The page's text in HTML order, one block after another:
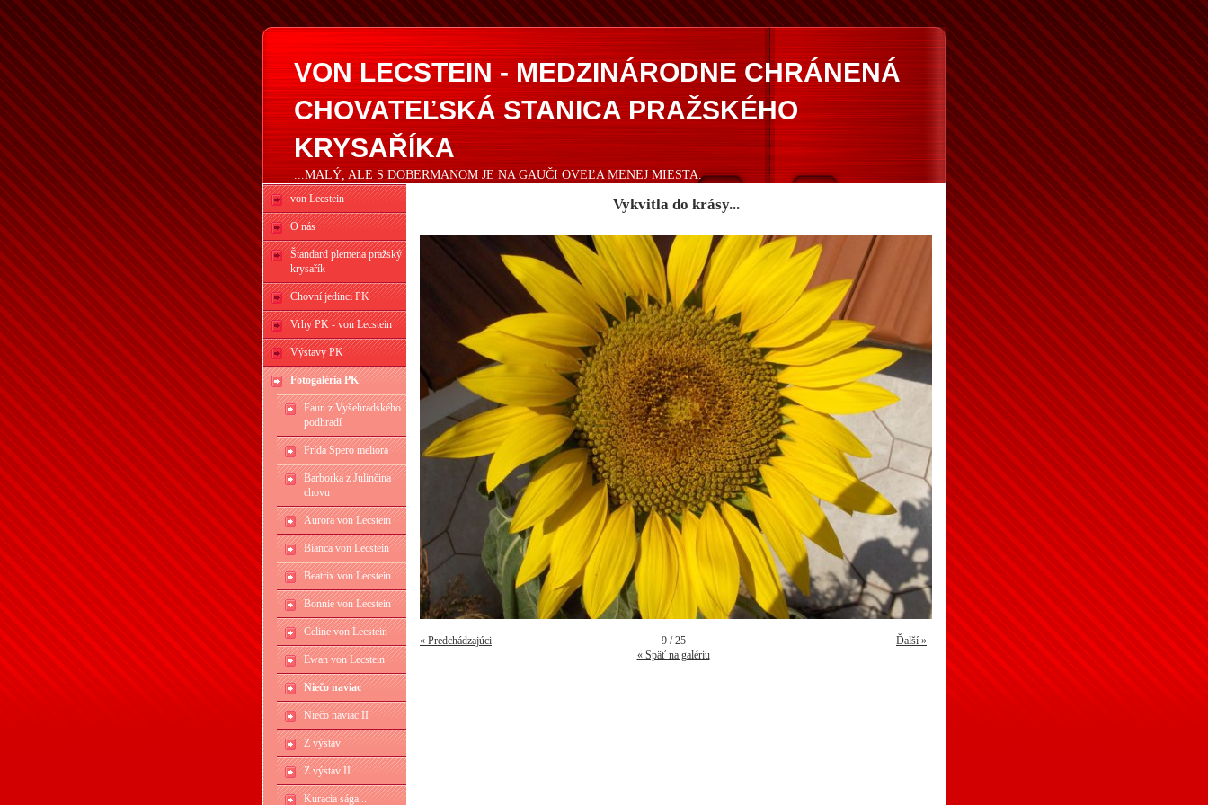
VON LECSTEIN - MEDZINÁRODNE CHRÁNENÁ
CHOVATEĽSKÁ STANICA PRAŽSKÉHO
KRYSAŘÍKA
...MALÝ, ALE S DOBERMANOM JE NA GAUČI OVEĽA MENEJ MIESTA.
von Lecstein
O nás
Štandard plemena pražský
krysařík
Chovní jedinci PK
Vrhy PK - von Lecstein
Výstavy PK
Fotogaléria PK
Faun z Vyšehradského
podhradí
Frída Spero meliora
Barborka z Julinčina
chovu
Aurora von Lecstein
Bianca von Lecstein
Beatrix von Lecstein
Bonnie von Lecstein
Celine von Lecstein
Ewan von Lecstein
Niečo naviac
Niečo naviac II
Z výstav
Z výstav II
Kuracia sága...
Vykvitla do krásy...
« Predchádzajúci 9 / 25
Ďalší »
« Späť na galériu